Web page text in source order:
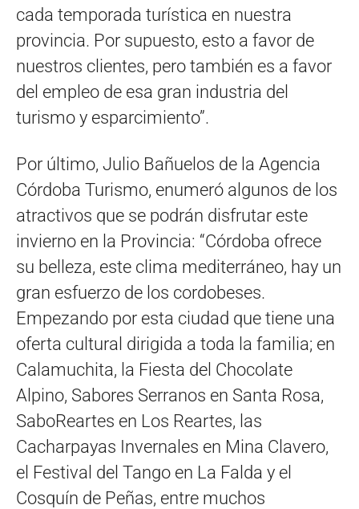
cada temporada turística en nuestra
provincia. Por supuesto, esto a favor de
nuestros clientes, pero también es a favor
del empleo de esa gran industria del
turismo y esparcimiento”.
Por último, Julio Bañuelos de la Agencia
Córdoba Turismo, enumeró algunos de los
atractivos que se podrán disfrutar este
invierno en la Provincia: “Córdoba ofrece
su belleza, este clima mediterráneo, hay un
gran esfuerzo de los cordobeses.
Empezando por esta ciudad que tiene una
oferta cultural dirigida a toda la familia; en
Calamuchita, la Fiesta del Chocolate
Alpino, Sabores Serranos en Santa Rosa,
SaboReartes en Los Reartes, las
Cacharpayas Invernales en Mina Clavero,
el Festival del Tango en La Falda y el
Cosquín de Peñas, entre muchos